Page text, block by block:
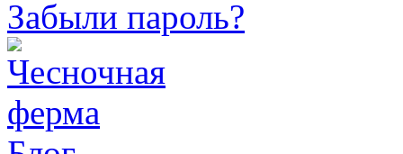
Забыли пароль?